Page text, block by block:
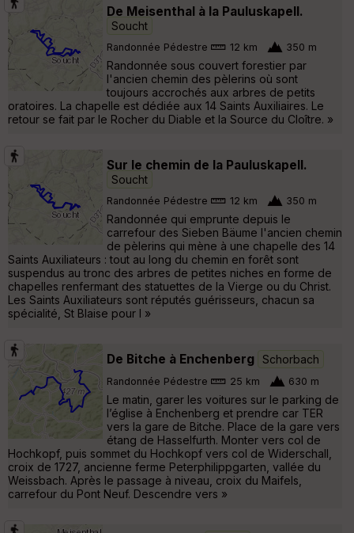
De Meisenthal à la Pauluskapell.
Soucht
Randonnée Pédestre 12 km 350 m
Randonnée sous couvert forestier par
l'ancien chemin des pèlerins où sont
toujours accrochés aux arbres de petits
oratoires. La chapelle est dédiée aux 14 Saints Auxiliaires. Le
retour se fait par le Rocher du Diable et la Source du Cloître. »
Sur le chemin de la Pauluskapell.
Soucht
Randonnée Pédestre 12 km 350 m
Randonnée qui emprunte depuis le
carrefour des Sieben Bäume l'ancien chemin
de pèlerins qui mène à une chapelle des 14
Saints Auxiliateurs : tout au long du chemin en forêt sont
suspendus au tronc des arbres de petites niches en forme de
chapelles renfermant des statuettes de la Vierge ou du Christ.
Les Saints Auxiliateurs sont réputés guérisseurs, chacun sa
spécialité, St Blaise pour l »
De Bitche à Enchenberg Schorbach
Randonnée Pédestre 25 km 630 m
Le matin, garer les voitures sur le parking de
l’église à Enchenberg et prendre car TER
vers la gare de Bitche. Place de la gare vers
étang de Hasselfurth. Monter vers col de
Hochkopf, puis sommet du Hochkopf vers col de Widerschall,
croix de 1727, ancienne ferme Peterphilippgarten, vallée du
Weissbach. Après le passage à niveau, croix du Maifels,
carrefour du Pont Neuf. Descendre vers »